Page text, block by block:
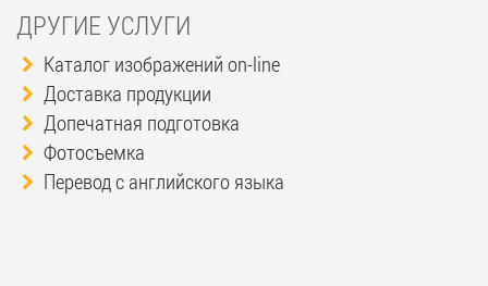
ДРУГИЕ УСЛУГИ
Каталог изображений on-line
Доставка продукции
Допечатная подготовка
Фотосъемка
Перевод с английского языка